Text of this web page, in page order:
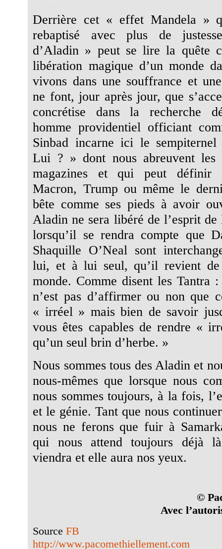
Derrière cet « effet Mandela »
rebaptisé avec plus de
d’Aladin » peut se lire la quête
libération magique d’un monde
vivons dans une souffrance et
ne font, jour après jour, que
concrétise dans la recherche
homme providentiel officiant
Sinbad incarne ici le
Lui ? » dont nous abreuvent les
magazines et qui peut définir
Macron, Trump ou même le
bête comme ses pieds à avoir
Aladin ne sera libéré de l’esprit
lorsqu’il se rendra compte que
Shaquille O’Neal sont
lui, et à lui seul, qu’il revient de
monde. Comme disent les Tantra
n’est pas d’affirmer ou non que
« irréel » mais bien de savoir
vous êtes capables de rendre «
qu’un seul brin d’herbe. »
Nous sommes tous des Aladin et
nous-mêmes que lorsque nous
nous sommes toujours, à la fois,
et le génie. Tant que nous
nous ne ferons que fuir à
qui nous attend toujours déjà
viendra et elle aura nos yeux.
©
Avec
SourceFB
http://www.pacomethiellement.com